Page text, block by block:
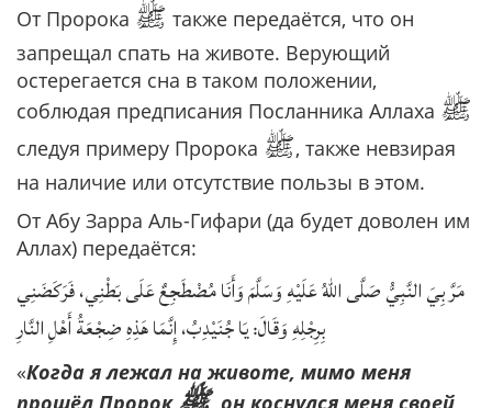
От Пророка ﷺ также передаётся, что он
запрещал спать на животе. Верующий
остерегается сна в таком положении,
соблюдая предписания Посланника Аллаха ﷺ
следуя примеру Пророка ﷺ, также невзирая
на наличие или отсутствие пользы в этом.
От Абу Зарра Аль-Гифари (да будет доволен им
Аллах) передаётся:
مَرَّ بِيَ النَّبِيُّ صَلَّى اللهُ عَلَيْهِ وَسَلَّمَ وَأَنَا مُضْطَجِعٌ عَلَى بَطْنِي، فَرَكَضَنِي
بِرِجْلِهِ وَقَالَ: يَا جُنَيْدِبُ، ‌إِنَّمَا ‌هَذِهِ ‌ضِجْعَةُ ‌أَهْلِ ‌النَّارِ
«Когда я лежал на животе, мимо меня
прошёл Пророк
, он коснулся меня своей